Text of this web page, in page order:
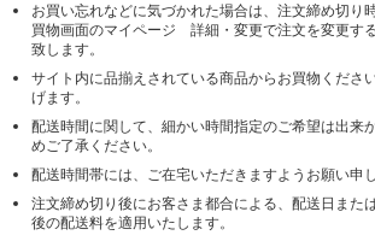
お買い忘れなどに気づかれた場合は、注文締め切り
買物画面のマイページ 詳細・変更で注文を変更す
致します。
サイト内に品揃えされている商品からお買物くださ
げます。
配送時間に関して、細かい時間指定のご希望は出来
めご了承ください。
配送時間帯には、ご在宅いただきますようお願い申
注文締め切り後にお客さま都合による、配送日また
後の配送料を適用いたします。